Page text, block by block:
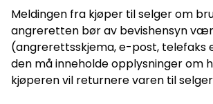
Meldingen fra kjøper til selger om
angreretten bør av bevishensyn
(angrerettsskjema, e-post, telefaks
den må inneholde opplysninger om
kjøperen vil returnere varen til